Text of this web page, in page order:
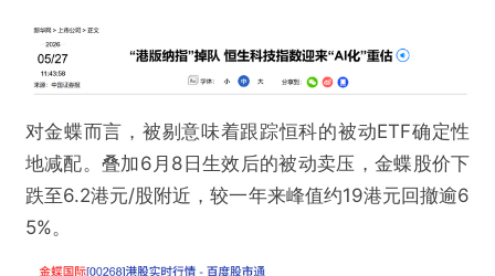
对金蝶而言，被剔意味着跟踪恒科的被动ETF确定性
地减配。叠加6月8日生效后的被动卖压，金蝶股价下
跌至6.2港元/股附近，较一年来峰值约19港元回撤逾6
5%。